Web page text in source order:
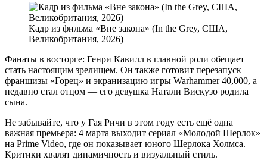
Кадр из фильма «Вне закона» (In the Grey, США,
Великобритания, 2026)
Фанаты в восторге: Генри Кавилл в главной роли обещает
стать настоящим зрелищем. Он также готовит перезапуск
франшизы «Горец» и экранизацию игры Warhammer 40,000, а
недавно стал отцом — его девушка Натали Вискузо родила
сына.
Не забывайте, что у Гая Ричи в этом году есть ещё одна
важная премьера: 4 марта выходит сериал «Молодой Шерлок»
на Prime Video, где он показывает юного Шерлока Холмса.
Критики хвалят динамичность и визуальный стиль.